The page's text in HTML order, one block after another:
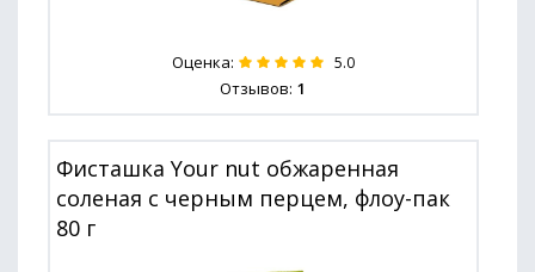
Оценка: 5.0
Отзывов: 1
Фисташка Your nut обжаренная
соленая с черным перцем, флоу-пак
80 г